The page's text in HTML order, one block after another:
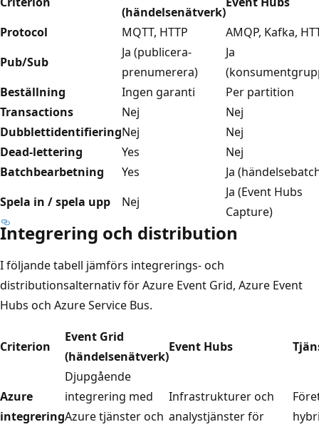
(händelsenätverk)
Protocol
MQTT, HTTP
AMQP, Kafka,
Pub/Sub
Ja (publicera-
prenumerera)
Ja
Beställning
Ingen garanti
Per partition
Transactions
Nej
Nej
DubblettidentifieringNej
Nej
Dead-lettering
Yes
Nej
Batchbearbetning
Yes
Ja
Spela in / spela upp
Nej
Ja (Event Hubs
Capture)
Integrering och distribution
I följande tabell jämförs integrerings- och
distributionsalternativ för Azure Event Grid, Azure Event
Hubs och Azure Service Bus.
Criterion
Event Grid
(händelsenätverk)
Event Hubs
Azure
integrering
Djupgående
integrering med
Azure tjänster och
Infrastrukturer och
analystjänster för